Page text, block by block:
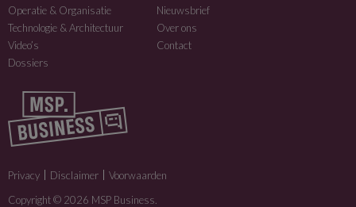
Operatie & Organisatie
Technologie & Architectuur
Video’s
Dossiers
Nieuwsbrief
Over ons
Contact
Privacy Disclaimer
Voorwaarden
Copyright © 2026 MSP Business.